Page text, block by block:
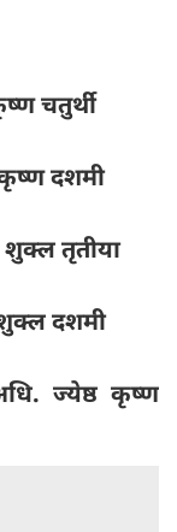
चतुर्थी
दशमी
शुक्ल तृतीया
दशमी
ज्येष्ठ कृष्ण